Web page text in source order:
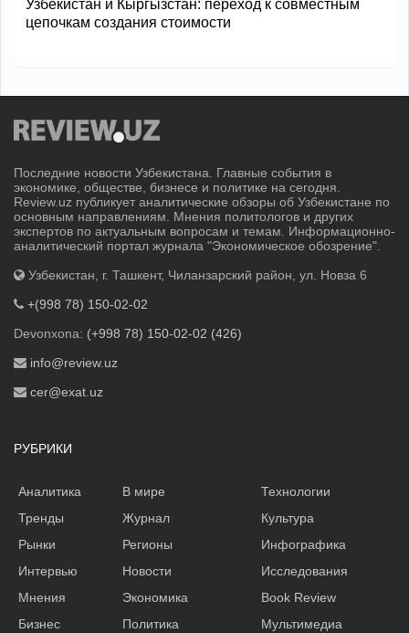
Узбекистан и Кыргызстан: переход к совместным
цепочкам создания стоимости
Последние новости Узбекистана. Главные события в
экономике, обществе, бизнесе и политике на сегодня.
Review.uz публикует аналитические обзоры об Узбекистане по
основным направлениям. Мнения политологов и других
экспертов по актуальным вопросам и темам. Информационно-
аналитический портал журнала "Экономическое обозрение".
Узбекистан, г. Ташкент, Чиланзарский район, ул. Новза 6
+(998 78) 150-02-02
Devonxona: (+998 78) 150-02-02 (426)
info@review.uz
cer@exat.uz
РУБРИКИ
Аналитика
Тренды
Рынки
Интервью
Мнения
Бизнес
В мире
Журнал
Регионы
Новости
Экономика
Политика
Технологии
Культура
Инфографика
Исследования
Book Review
Мультимедиа